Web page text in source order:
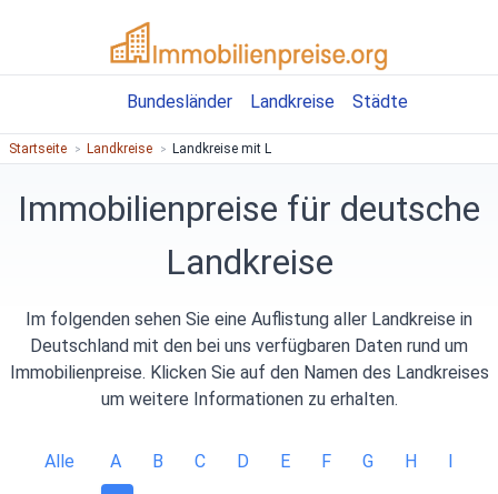
Bundesländer Landkreise Städte
Startseite Landkreise Landkreise mit L
Immobilienpreise für deutsche
Landkreise
Im folgenden sehen Sie eine Auflistung aller Landkreise in
Deutschland mit den bei uns verfügbaren Daten rund um
Immobilienpreise. Klicken Sie auf den Namen des Landkreises
um weitere Informationen zu erhalten.
Alle A B C D E F G H